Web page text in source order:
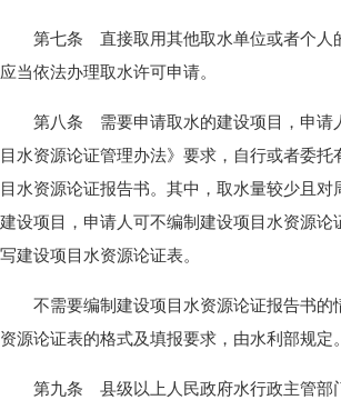
第七条 直接取用其他取水单位或者个人
应当依法办理取水许可申请。
第八条 需要申请取水的建设项目，申请
目水资源论证管理办法》要求，自行或者委托
目水资源论证报告书。其中，取水量较少且对
建设项目，申请人可不编制建设项目水资源论
写建设项目水资源论证表。
不需要编制建设项目水资源论证报告书的
资源论证表的格式及填报要求，由水利部规定。
第九条 县级以上人民政府水行政主管部